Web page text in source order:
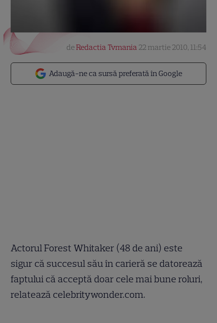
Adaugă-ne ca sursă preferată în Google
deRedactia Tvmania 22 martie 2010, 11:54
Actorul Forest Whitaker (48 de ani) este
sigur că succesul său în carieră se datorează
faptului că acceptă doar cele mai bune roluri,
relatează celebritywonder.com.